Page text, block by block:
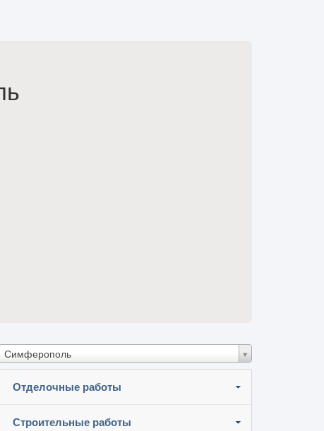
Симферополь
Отделочные работы
Строительные работы